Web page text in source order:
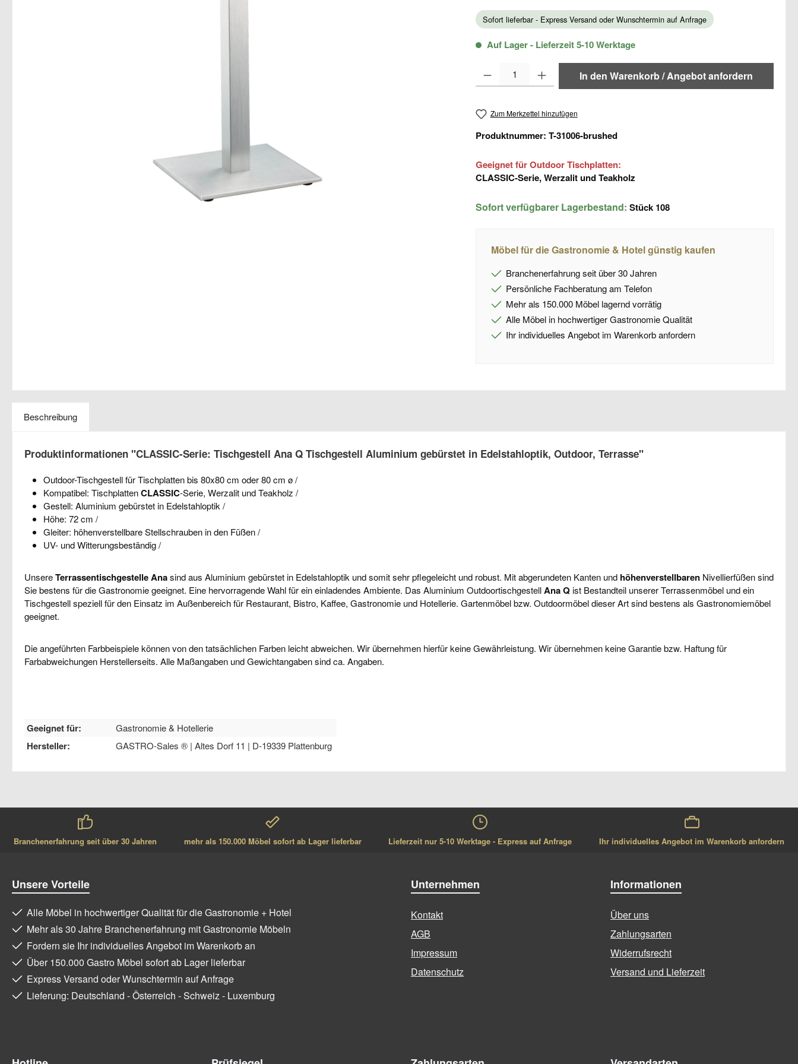
Sofort lieferbar - Express Versand oder Wunschtermin auf Anfrage
Auf Lager - Lieferzeit 5-10 Werktage
Produkt Anzahl: Gib den gewünschten Wert ein oder benutze die Schaltflächen um
In den Warenkorb / Angebot anfordern
Zum Merkzettel hinzufügen
Produktnummer: T-31006-brushed
Geeignet für Outdoor Tischplatten:
CLASSIC-Serie, Werzalit und Teakholz
Sofort verfügbarer Lagerbestand: Stück 108
Möbel für die Gastronomie & Hotel günstig kaufen
Branchenerfahrung seit über 30 Jahren
Persönliche Fachberatung am Telefon
Mehr als 150.000 Möbel lagernd vorrätig
Alle Möbel in hochwertiger Gastronomie Qualität
Ihr individuelles Angebot im Warenkorb anfordern
Beschreibung
Produktinformationen "CLASSIC-Serie: Tischgestell Ana Q Tischgestell Aluminium gebürstet in Edelstahloptik, Outdoor, Terrasse"
Outdoor-Tischgestell für Tischplatten bis 80x80 cm oder 80 cm ø /
Kompatibel: TischplattenCLASSIC-Serie, Werzalit und Teakholz /
Gestell: Aluminium gebürstet in Edelstahloptik /
Höhe: 72 cm /
Gleiter: höhenverstellbare Stellschrauben in den Füßen /
UV- und Witterungsbeständig /
UnsereTerrassentischgestelle Anasindaus Aluminium gebürstet in Edelstahloptik und somit sehr pflegeleicht und robust. Mit abgerundeten Kanten und höhenverstellbaren Nivellierfüßen sind
Sie bestens für die Gastronomie geeignet. Eine hervorragende Wahl für ein einladendes Ambiente. Das Aluminium OutdoortischgestellAna Qist Bestandteil unserer Terrassenmöbel und ein
Tischgestell speziell für den Einsatz im Außenbereich für Restaurant, Bistro, Kaffee, Gastronomie und Hotellerie. Gartenmöbel bzw. Outdoormöbel dieser Art sind bestens als Gastronomiemöbel
geeignet.
Die angeführten Farbbeispiele können von den tatsächlichen Farben leicht abweichen. Wir übernehmen hierfür keine Gewährleistung. Wir übernehmen keine Garantie bzw. Haftung für
Farbabweichungen Herstellerseits. Alle Maßangaben und Gewichtangaben sind ca. Angaben.
Geeignet für: Gastronomie & Hotellerie
Hersteller: GASTRO-Sales ® | Altes Dorf 11 | D-19339 Plattenburg
Branchenerfahrung seit über 30 Jahren mehr als 150.000 Möbel sofort ab Lager lieferbar Lieferzeit nur 5-10 Werktage - Express auf Anfrage Ihr individuelles Angebot im Warenkorb anfordern
Unsere Vorteile
Alle Möbel in hochwertiger Qualität für die Gastronomie + Hotel
Mehr als 30 Jahre Branchenerfahrung mit Gastronomie Möbeln
Fordern sie Ihr individuelles Angebot im Warenkorb an
Über 150.000 Gastro Möbel sofort ab Lager lieferbar
Express Versand oder Wunschtermin auf Anfrage
Lieferung: Deutschland - Österreich - Schweiz - Luxemburg
Unternehmen
Kontakt
AGB
Impressum
Datenschutz
Informationen
Über uns
Zahlungsarten
Widerrufsrecht
Versand und Lieferzeit